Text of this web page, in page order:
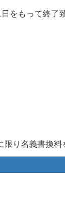
をもって終了
り名義書換料